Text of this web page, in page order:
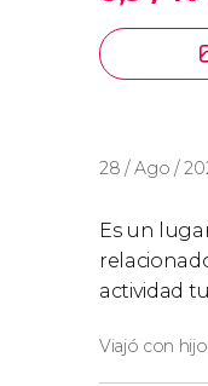
28 / Ago /
Es un
actividad
Viajó con